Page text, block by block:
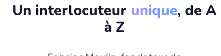
Un interlocuteur unique, de A
à Z